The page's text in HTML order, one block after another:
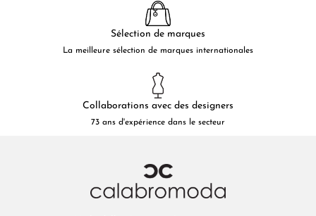
Sélection de marques
La meilleure sélection de marques internationales
Collaborations avec des designers
73 ans d'expérience dans le secteur